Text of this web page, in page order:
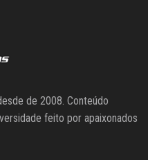
de 2008. Conteúdo
feito por apaixonados